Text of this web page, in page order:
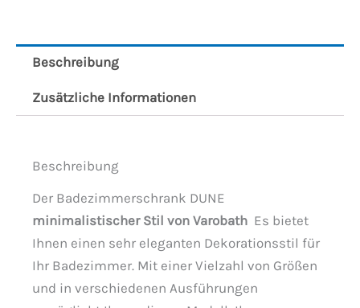
Beschreibung
Zusätzliche Informationen
Beschreibung
Der Badezimmerschrank DUNE
minimalistischer Stil von Varobath Es bietet
Ihnen einen sehr eleganten Dekorationsstil für
Ihr Badezimmer. Mit einer Vielzahl von Größen
und in verschiedenen Ausführungen